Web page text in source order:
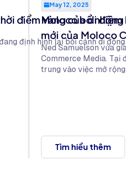
điểm vàng của di động
định hình lại bối cảnh di
May 12, 2025
Moloco bổ nhiệm
mới của Moloco
Ned Samuelson vừa
Commerce Media. Tại
trung vào việc mở
Tìm hiểu thêm